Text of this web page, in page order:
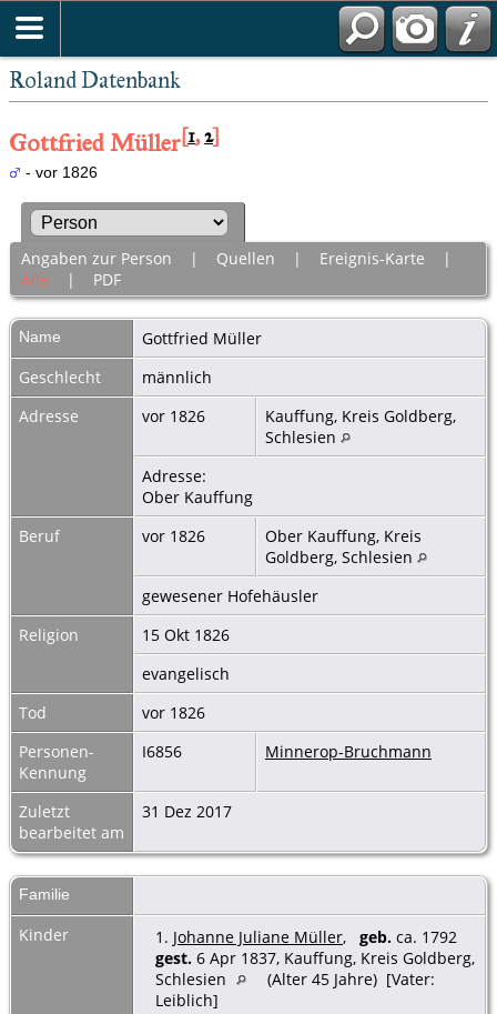
Roland Datenbank
Gottfried Müller[1,2]
- vor 1826
Angaben zur Person | Quellen | Ereignis-Karte |
Alle | PDF
Name Gottfried Müller
Geschlecht
männlich
Adresse
vor 1826
Kauffung, Kreis Goldberg,
Schlesien
Adresse:
Ober Kauffung
Beruf
vor 1826
Ober Kauffung, Kreis
Goldberg, Schlesien
gewesener Hofehäusler
Religion
15 Okt 1826
evangelisch
Tod
vor 1826
Personen-
Kennung
I6856 Minnerop-Bruchmann
Zuletzt
bearbeitet am
31 Dez 2017
Familie
Kinder 1. Johanne Juliane Müller, geb. ca. 1792
gest. 6 Apr 1837, Kauffung, Kreis Goldberg,
Schlesien
(Alter 45 Jahre) [Vater:
Leiblich]